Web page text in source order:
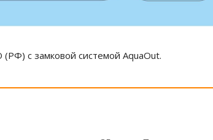
с замковой системой AquaOut.